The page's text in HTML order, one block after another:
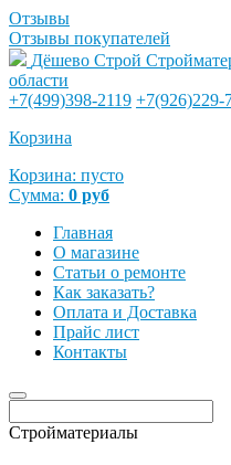
Отзывы
Отзывы покупателей
Дёшево Строй
области
+7(499)398-2119 +7(926)229-
Корзина
Корзина: пусто
Сумма: 0 руб
Главная
О магазине
Статьи о ремонте
Как заказать?
Оплата и Доставка
Прайс лист
Контакты
Стройматериалы